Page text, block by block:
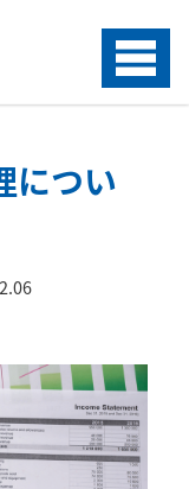
Menu
につい